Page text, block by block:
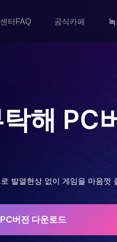
터FAQ 공식카페
해 PC
발열현상 없이 게임을 마음껏
버전 다운로드